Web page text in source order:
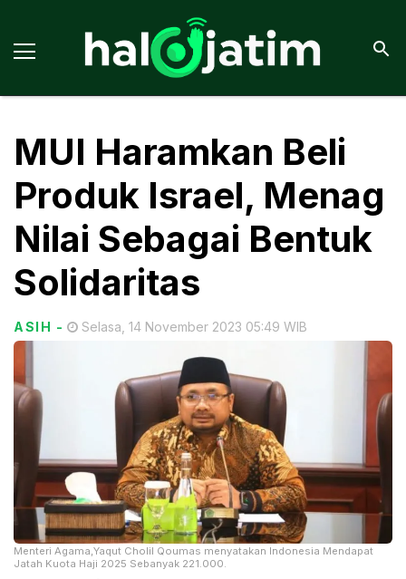
MUI Haramkan Beli
Produk Israel, Menag
Nilai Sebagai Bentuk
Solidaritas
ASIH - Selasa, 14 November 2023 05:49 WIB
Menteri Agama,Yaqut Cholil Qoumas menyatakan Indonesia Mendapat
Jatah Kuota Haji 2025 Sebanyak 221.000.